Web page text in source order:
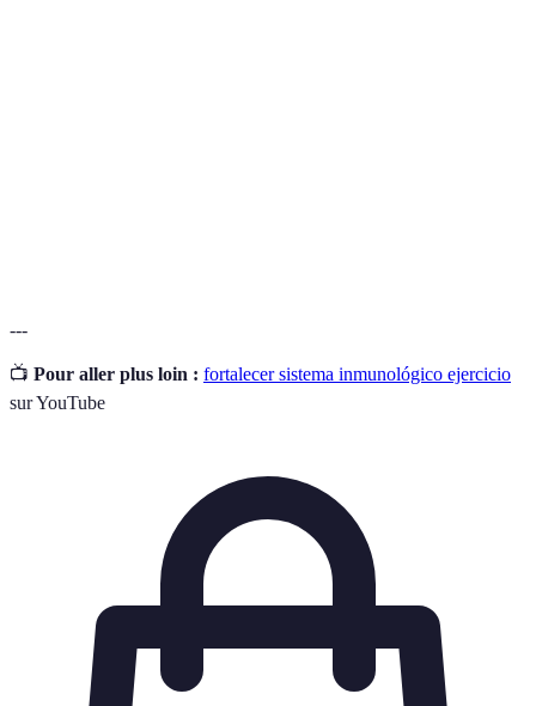
---
📺 Pour aller plus loin : fortalecer sistema inmunológico ejercicio
sur YouTube